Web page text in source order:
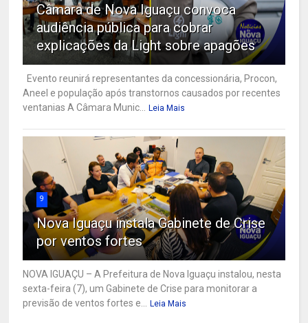
Câmara de Nova Iguaçu convoca
audiência pública para cobrar
explicações da Light sobre apagões
Evento reunirá representantes da concessionária, Procon,
Aneel e população após transtornos causados por recentes
ventanias A Câmara Munic...
Leia Mais
9
Nova Iguaçu instala Gabinete de Crise
por ventos fortes
NOVA IGUAÇU – A Prefeitura de Nova Iguaçu instalou, nesta
sexta-feira (7), um Gabinete de Crise para monitorar a
previsão de ventos fortes e...
Leia Mais